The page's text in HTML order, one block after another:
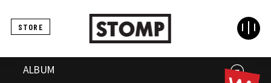
STORE
ALBUM